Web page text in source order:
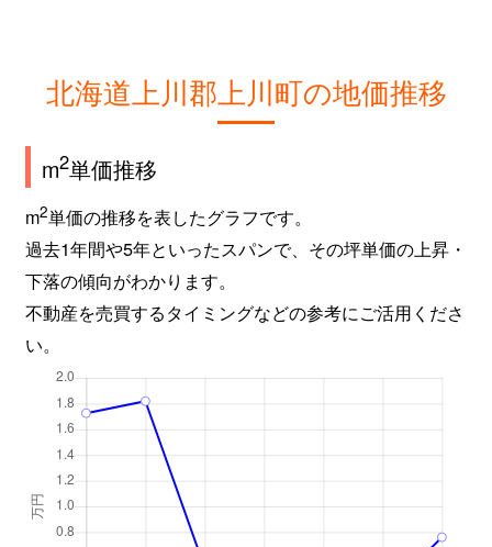
北海道上川郡上川町の地価推移
m2単価推移
m2単価の推移を表したグラフです。
過去1年間や5年といったスパンで、その坪単価の上昇・
下落の傾向がわかります。
不動産を売買するタイミングなどの参考にご活用くださ
い。